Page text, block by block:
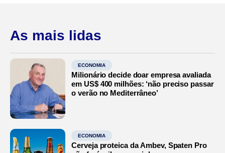
As mais lidas
ECONOMIA
Milionário decide doar empresa avaliada
em US$ 400 milhões: ‘não preciso passar
o verão no Mediterrâneo’
ECONOMIA
Cerveja proteica da Ambev, Spaten Pro